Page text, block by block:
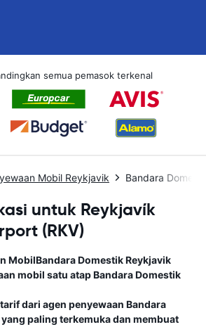
semua pemasok terkenal
Mobil Reykjavik Bandara
untuk Reykjavík
(RKV)
MobilBandara Domestik Reykjavik
mobil satu atapBandara Domestik
dari agen penyewaan Bandara
yang paling terkemuka dan membuat